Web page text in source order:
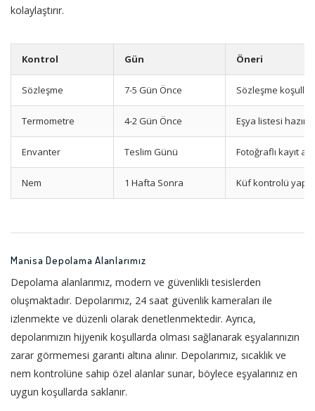
kolaylaştırır.
Kontrol Gün Öneri
Sözleşme 7-5 Gün Önce Sözleşme
Termometre 4-2 Gün Önce Eşya listesi
Envanter Teslim Günü Fotoğraflı kayıt
Nem 1 Hafta Sonra Küf kontrolü yapın
Manisa Depolama Alanlarımız
Depolama alanlarımız, modern ve güvenlikli tesislerden
oluşmaktadır. Depolarımız, 24 saat güvenlik kameraları ile
izlenmekte ve düzenli olarak denetlenmektedir. Ayrıca,
depolarımızın hijyenik koşullarda olması sağlanarak eşyalarınızın
zarar görmemesi garanti altına alınır. Depolarımız, sıcaklık ve
nem kontrolüne sahip özel alanlar sunar, böylece eşyalarınız en
uygun koşullarda saklanır.